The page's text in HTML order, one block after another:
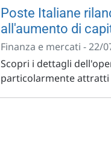
Poste Italiane
all'aumento di
Finanza e mercati - 22/
Scopri i dettagli
particolarmente attratti